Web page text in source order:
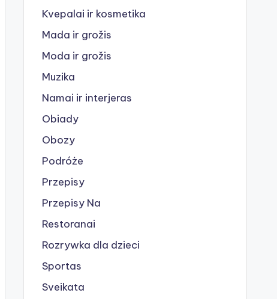
Kvepalai ir kosmetika
Mada ir grožis
Moda ir grožis
Muzika
Namai ir interjeras
Obiady
Obozy
Podróże
Przepisy
Przepisy Na
Restoranai
Rozrywka dla dzieci
Sportas
Sveikata